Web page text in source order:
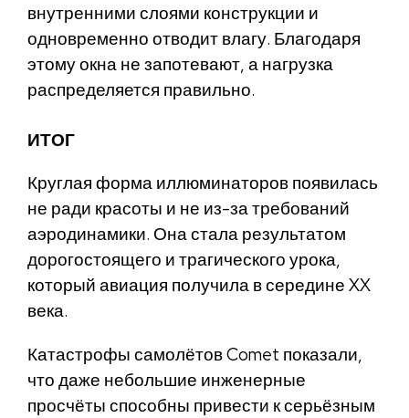
внутренними слоями конструкции и
одновременно отводит влагу. Благодаря
этому окна не запотевают, а нагрузка
распределяется правильно.
ИТОГ
Круглая форма иллюминаторов появилась
не ради красоты и не из-за требований
аэродинамики. Она стала результатом
дорогостоящего и трагического урока,
который авиация получила в середине XX
века.
Катастрофы самолётов Comet показали,
что даже небольшие инженерные
просчёты способны привести к серьёзным